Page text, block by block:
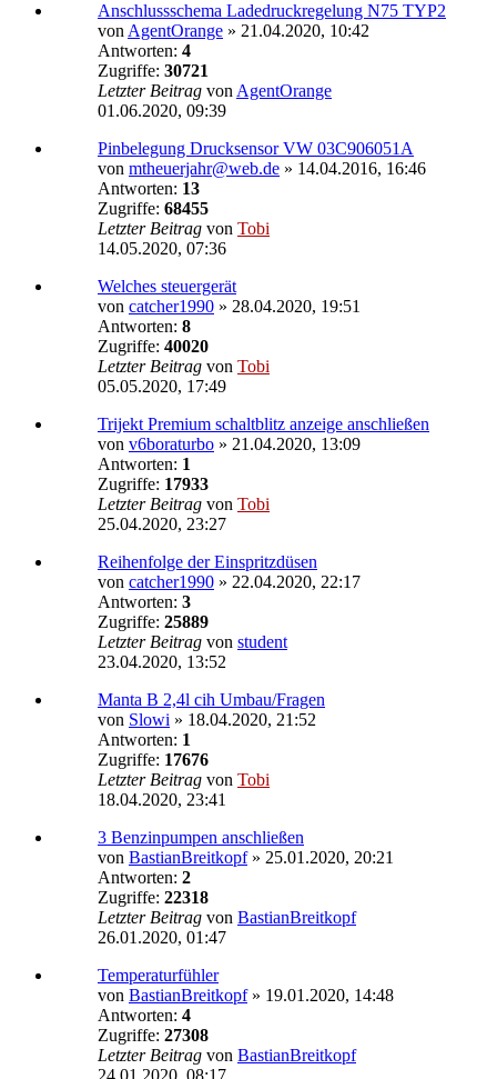
Anschlussschema Ladedruckregelung N75 TYP2
von AgentOrange » 21.04.2020, 10:42
Antworten: 4
Zugriffe: 30721
Letzter Beitrag von AgentOrange
01.06.2020, 09:39
Pinbelegung Drucksensor VW 03C906051A
von mtheuerjahr@web.de » 14.04.2016, 16:46
Antworten: 13
Zugriffe: 68455
Letzter Beitrag von Tobi
14.05.2020, 07:36
Welches steuergerät
von catcher1990 » 28.04.2020, 19:51
Antworten: 8
Zugriffe: 40020
Letzter Beitrag von Tobi
05.05.2020, 17:49
Trijekt Premium schaltblitz anzeige anschließen
von v6boraturbo » 21.04.2020, 13:09
Antworten: 1
Zugriffe: 17933
Letzter Beitrag von Tobi
25.04.2020, 23:27
Reihenfolge der Einspritzdüsen
von catcher1990 » 22.04.2020, 22:17
Antworten: 3
Zugriffe: 25889
Letzter Beitrag von student
23.04.2020, 13:52
Manta B 2,4l cih Umbau/Fragen
von Slowi » 18.04.2020, 21:52
Antworten: 1
Zugriffe: 17676
Letzter Beitrag von Tobi
18.04.2020, 23:41
3 Benzinpumpen anschließen
von BastianBreitkopf» 25.01.2020, 20:21
Antworten: 2
Zugriffe: 22318
Letzter Beitrag von BastianBreitkopf
26.01.2020, 01:47
Temperaturfühler
von BastianBreitkopf» 19.01.2020, 14:48
Antworten: 4
Zugriffe: 27308
Letzter Beitrag von BastianBreitkopf